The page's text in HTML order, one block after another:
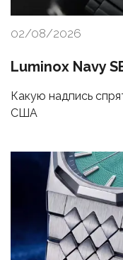
02/08/2026
Luminox Navy
Какую надпись
США